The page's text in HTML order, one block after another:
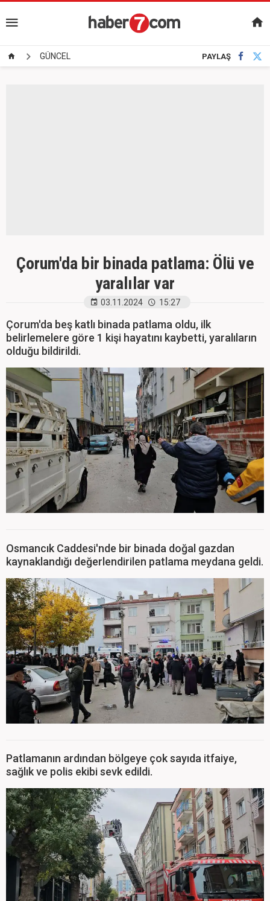
GÜNCEL PAYLAŞ
Çorum'da bir binada patlama: Ölü ve
yaralılar var
03.11.2024 15:27
Çorum'da beş katlı binada patlama oldu, ilk
belirlemelere göre 1 kişi hayatını kaybetti, yaralıların
olduğu bildirildi.
Osmancık Caddesi'nde bir binada doğal gazdan
kaynaklandığı değerlendirilen patlama meydana geldi.
Patlamanın ardından bölgeye çok sayıda itfaiye,
sağlık ve polis ekibi sevk edildi.